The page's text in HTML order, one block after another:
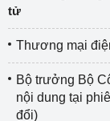
tử
Thương mại
Bộ trưởng Bộ
nội dung tại
đổi)